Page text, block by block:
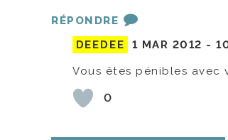
RÉPONDRE
DEEDEE
1 MAR 2012 -
Vous êtes pénibles
0